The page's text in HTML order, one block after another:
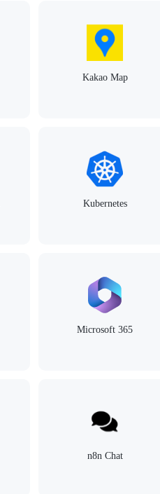
Kakao Map
Kubernetes
Microsoft 365
n8n Chat